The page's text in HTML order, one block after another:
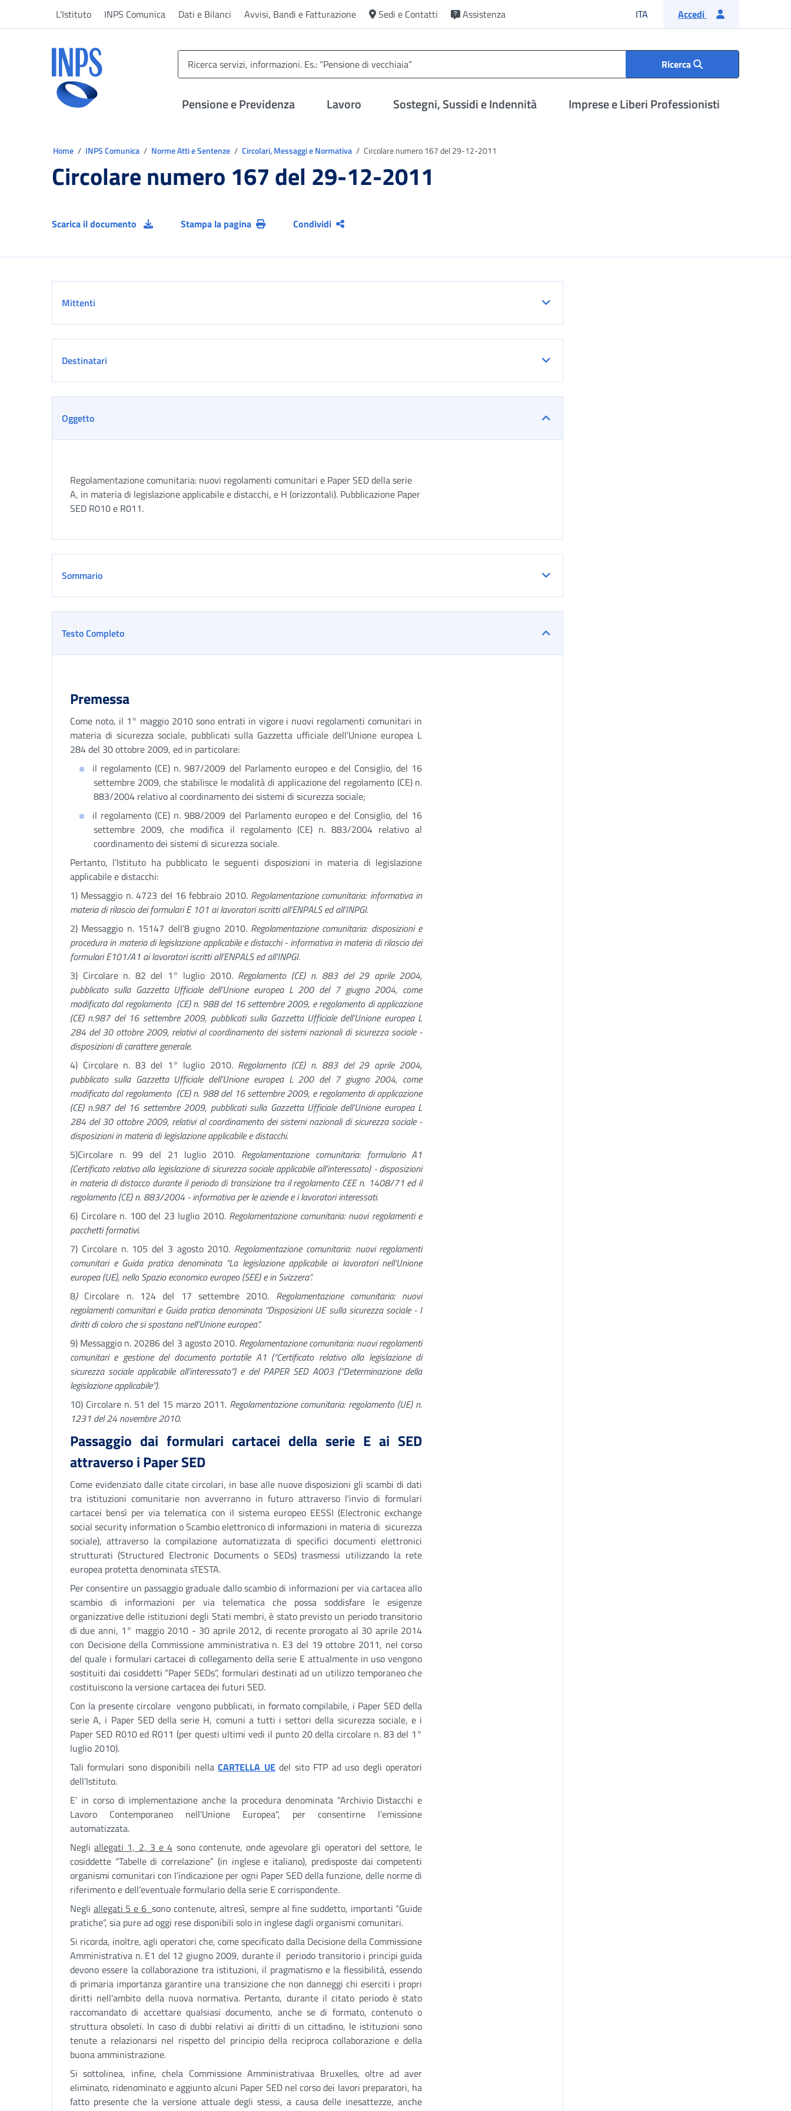
L'Istituto INPS Comunica Dati e Bilanci Avvisi, Bandi e Fatturazione Sedi e Contatti Assistenza ITA Lingua italiana
Accedi
Ricerca
Pensione e Previdenza Lavoro Sostegni, Sussidi e Indennità Imprese e Liberi Professionisti
Home INPS Comunica Norme Atti e Sentenze Circolari, Messaggi e Normativa Circolare numero 167 del 29-12-2011
Circolare numero 167 del 29-12-2011
Scarica il documento Stampa la pagina Condividi
Mittenti
Destinatari
Oggetto
Regolamentazione comunitaria: nuovi regolamenti comunitari e Paper SED della serie
A, in materia di legislazione applicabile e distacchi, e H (orizzontali). Pubblicazione Paper
SED R010 e R011.
Sommario
Testo Completo
Premessa
Come noto, il 1° maggio 2010 sono entrati in vigore i nuovi regolamenti comunitari in
materia di sicurezza sociale, pubblicati sulla Gazzetta ufficiale dell’Unione europea L
284 del 30 ottobre 2009, ed in particolare:
il regolamento (CE) n. 987/2009 del Parlamento europeo e del Consiglio, del 16
settembre 2009, che stabilisce le modalità di applicazione del regolamento (CE) n.
883/2004 relativo al coordinamento dei sistemi di sicurezza sociale;
il regolamento (CE) n. 988/2009 del Parlamento europeo e del Consiglio, del 16
settembre 2009, che modifica il regolamento (CE) n. 883/2004 relativo al
coordinamento dei sistemi di sicurezza sociale.
Pertanto, l’Istituto ha pubblicato le seguenti disposizioni in materia di legislazione
applicabile e distacchi:
1) Messaggio n. 4723 del 16 febbraio 2010. Regolamentazione comunitaria: informativa in
materia di rilascio dei formulari E 101 ai lavoratori iscritti all’ENPALS ed all’INPGI.
2) Messaggio n. 15147 dell’8 giugno 2010. Regolamentazione comunitaria: disposizioni e
procedura in materia di legislazione applicabile e distacchi - informativa in materia di rilascio dei
formulari E101/A1 ai lavoratori iscritti all’ENPALS ed all’INPGI.
3) Circolare n. 82 del 1° luglio 2010. Regolamento (CE) n. 883 del 29 aprile 2004,
pubblicato sulla Gazzetta Ufficiale dell’Unione europea L 200 del 7 giugno 2004, come
modificato dal regolamento (CE) n. 988 del 16 settembre 2009, e regolamento di applicazione
(CE) n.987 del 16 settembre 2009, pubblicati sulla Gazzetta Ufficiale dell’Unione europea L
284 del 30 ottobre 2009, relativi al coordinamento dei sistemi nazionali di sicurezza sociale -
disposizioni di carattere generale.
4) Circolare n. 83 del 1° luglio 2010. Regolamento (CE) n. 883 del 29 aprile 2004,
pubblicato sulla Gazzetta Ufficiale dell’Unione europea L 200 del 7 giugno 2004, come
modificato dal regolamento (CE) n. 988 del 16 settembre 2009, e regolamento di applicazione
(CE) n.987 del 16 settembre 2009, pubblicati sulla Gazzetta Ufficiale dell’Unione europea L
284 del 30 ottobre 2009, relativi al coordinamento dei sistemi nazionali di sicurezza sociale -
disposizioni in materia di legislazione applicabile e distacchi.
5)Circolare n. 99 del 21 luglio 2010. Regolamentazione comunitaria: formulario A1
(Certificato relativo alla legislazione di sicurezza sociale applicabile all’interessato) - disposizioni
in materia di distacco durante il periodo di transizione tra il regolamento CEE n. 1408/71 ed il
regolamento (CE) n. 883/2004 - informativa per le aziende e i lavoratori interessati.
6) Circolare n. 100 del 23 luglio 2010. Regolamentazione comunitaria: nuovi regolamenti e
pacchetti formativi.
7) Circolare n. 105 del 3 agosto 2010. Regolamentazione comunitaria: nuovi regolamenti
comunitari e Guida pratica denominata “La legislazione applicabile ai lavoratori nell’Unione
europea (UE), nello Spazio economico europeo (SEE) e in Svizzera”.
8) Circolare n. 124 del 17 settembre 2010. Regolamentazione comunitaria: nuovi
regolamenti comunitari e Guida pratica denominata “Disposizioni UE sulla sicurezza sociale - I
diritti di coloro che si spostano nell’Unione europea”.
9) Messaggio n. 20286 del 3 agosto 2010. Regolamentazione comunitaria: nuovi regolamenti
comunitari e gestione del documento portatile A1 (“Certificato relativo alla legislazione di
sicurezza sociale applicabile all’interessato”) e del PAPER SED A003 (“Determinazione della
legislazione applicabile”).
10) Circolare n. 51 del 15 marzo 2011. Regolamentazione comunitaria: regolamento (UE) n.
1231 del 24 novembre 2010.
Passaggio dai formulari cartacei della serie E ai SED
attraverso i Paper SED
Come evidenziato dalle citate circolari, in base alle nuove disposizioni gli scambi di dati
tra istituzioni comunitarie non avverranno in futuro attraverso l’invio di formulari
cartacei bensì per via telematica con il sistema europeo EESSI (Electronic exchange
social security information o Scambio elettronico di informazioni in materia di sicurezza
sociale), attraverso la compilazione automatizzata di specifici documenti elettronici
strutturati (Structured Electronic Documents o SEDs) trasmessi utilizzando la rete
europea protetta denominata sTESTA.
Per consentire un passaggio graduale dallo scambio di informazioni per via cartacea allo
scambio di informazioni per via telematica che possa soddisfare le esigenze
organizzative delle istituzioni degli Stati membri, è stato previsto un periodo transitorio
di due anni, 1° maggio 2010 - 30 aprile 2012, di recente prorogato al 30 aprile 2014
con Decisione della Commissione amministrativa n. E3 del 19 ottobre 2011, nel corso
del quale i formulari cartacei di collegamento della serie E attualmente in uso vengono
sostituiti dai cosiddetti “Paper SEDs”, formulari destinati ad un utilizzo temporaneo che
costituiscono la versione cartacea dei futuri SED.
Con la presente circolare vengono pubblicati, in formato compilabile, i Paper SED della
serie A, i Paper SED della serie H, comuni a tutti i settori della sicurezza sociale, e i
Paper SED R010 ed R011 (per questi ultimi vedi il punto 20 della circolare n. 83 del 1°
luglio 2010).
Tali formulari sono disponibili nellaCARTELLA UEdel sito FTP ad uso degli operatori
dell’Istituto.
E’ in corso di implementazione anche la procedura denominata "Archivio Distacchi e
Lavoro Contemporaneo nell'Unione Europea", per consentirne l’emissione
automatizzata.
Negliallegati 1, 2, 3 e 4 sono contenute, onde agevolare gli operatori del settore, le
cosiddette “Tabelle di correlazione” (in inglese e italiano), predisposte dai competenti
organismi comunitari con l’indicazione per ogni Paper SED della funzione, delle norme di
riferimento e dell’eventuale formulario della serie E corrispondente.
Negli allegati 5 e 6 sono contenute, altresì, sempre al fine suddetto, importanti “Guide
pratiche”, sia pure ad oggi rese disponibili solo in inglese dagli organismi comunitari.
Si ricorda, inoltre, agli operatori che, come specificato dalla Decisione della Commissione
Amministrativa n. E1 del 12 giugno 2009, durante il periodo transitorio i principi guida
devono essere la collaborazione tra istituzioni, il pragmatismo e la flessibilità, essendo
di primaria importanza garantire una transizione che non danneggi chi eserciti i propri
diritti nell'ambito della nuova normativa. Pertanto, durante il citato periodo è stato
raccomandato di accettare qualsiasi documento, anche se di formato, contenuto o
struttura obsoleti. In caso di dubbi relativi ai diritti di un cittadino, le istituzioni sono
tenute a relazionarsi nel rispetto del principio della reciproca collaborazione e della
buona amministrazione.
Si sottolinea, infine, chela Commissione Amministrativaa Bruxelles, oltre ad aver
eliminato, ridenominato e aggiunto alcuni Paper SED nel corso dei lavori preparatori, ha
fatto presente che la versione attuale degli stessi, a causa delle inesattezze, anche